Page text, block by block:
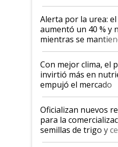
Alerta por la urea:
aumentó un 40 % y
mientras se
conflicto en Medio
Con mejor clima, el
invirtió más en
empujó el mercado
Oficializan nuevos
para la
semillas de trigo y
granel